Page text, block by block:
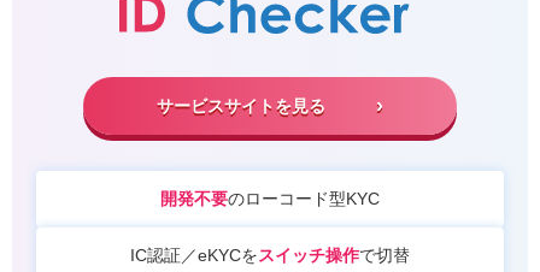
サービスサイトを見る
開発不要のローコード型KYC
IC認証／eKYCをスイッチ操作で切替